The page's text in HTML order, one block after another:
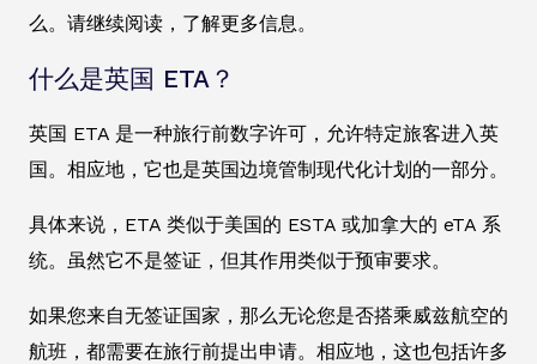
么。请继续阅读，了解更多信息。
什么是英国 ETA？
英国 ETA 是一种旅行前数字许可，允许特定旅客进入英
国。相应地，它也是英国边境管制现代化计划的一部分。
具体来说，ETA 类似于美国的 ESTA 或加拿大的 eTA 系
统。虽然它不是签证，但其作用类似于预审要求。
如果您来自无签证国家，那么无论您是否搭乘威兹航空的
航班，都需要在旅行前提出申请。相应地，这也包括许多